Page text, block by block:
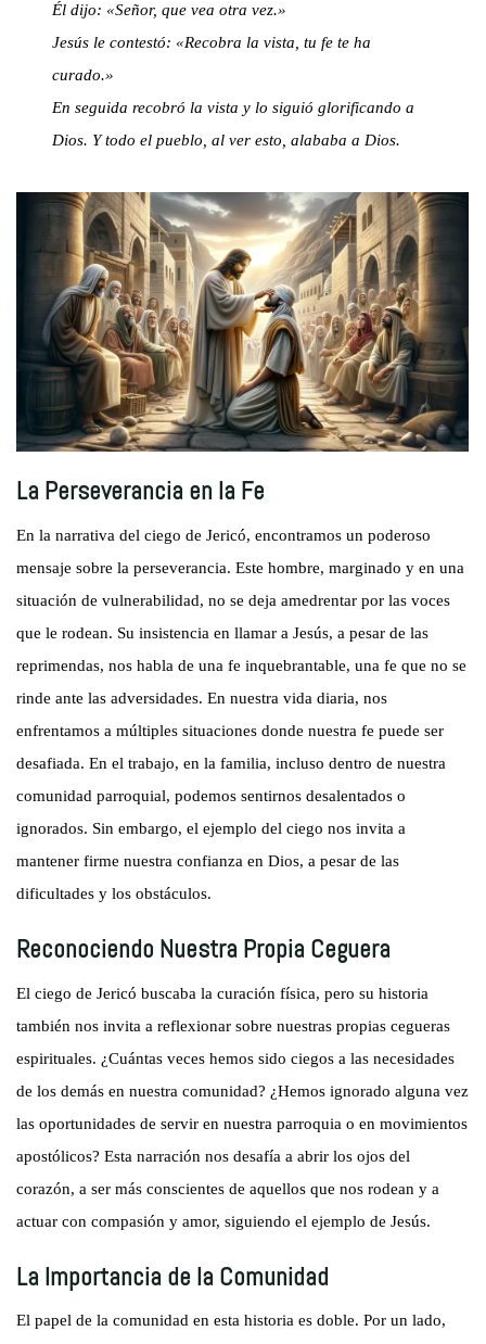
Él dijo: «Señor, que vea otra vez.»
Jesús le contestó: «Recobra la vista, tu fe te ha
curado.»
En seguida recobró la vista y lo siguió glorificando a
Dios. Y todo el pueblo, al ver esto, alababa a Dios.
La Perseverancia en la Fe
En la narrativa del ciego de Jericó, encontramos un poderoso
mensaje sobre la perseverancia. Este hombre, marginado y en una
situación de vulnerabilidad, no se deja amedrentar por las voces
que le rodean. Su insistencia en llamar a Jesús, a pesar de las
reprimendas, nos habla de una fe inquebrantable, una fe que no se
rinde ante las adversidades. En nuestra vida diaria, nos
enfrentamos a múltiples situaciones donde nuestra fe puede ser
desafiada. En el trabajo, en la familia, incluso dentro de nuestra
comunidad parroquial, podemos sentirnos desalentados o
ignorados. Sin embargo, el ejemplo del ciego nos invita a
mantener firme nuestra confianza en Dios, a pesar de las
dificultades y los obstáculos.
Reconociendo Nuestra Propia Ceguera
El ciego de Jericó buscaba la curación física, pero su historia
también nos invita a reflexionar sobre nuestras propias cegueras
espirituales. ¿Cuántas veces hemos sido ciegos a las necesidades
de los demás en nuestra comunidad? ¿Hemos ignorado alguna vez
las oportunidades de servir en nuestra parroquia o en movimientos
apostólicos? Esta narración nos desafía a abrir los ojos del
corazón, a ser más conscientes de aquellos que nos rodean y a
actuar con compasión y amor, siguiendo el ejemplo de Jesús.
La Importancia de la Comunidad
El papel de la comunidad en esta historia es doble. Por un lado,